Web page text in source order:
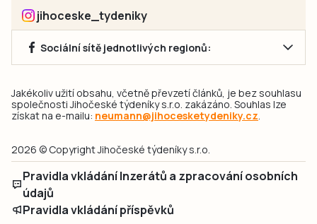
jihoceske_tydeniky
Sociální sítě jednotlivých regionů:
Jakékoliv užití obsahu, včetně převzetí článků, je bez souhlasu
společnosti Jihočeské týdeníky s.r.o. zakázáno. Souhlas lze
získat na e-mailu: neumann@jihocesketydeniky.cz.
2026 © Copyright Jihočeské týdeníky s.r.o.
Pravidla vkládání Inzerátů a zpracování osobních
údajů
Pravidla vkládání příspěvků